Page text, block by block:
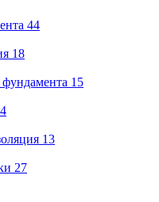
44
18
15
4
13
27